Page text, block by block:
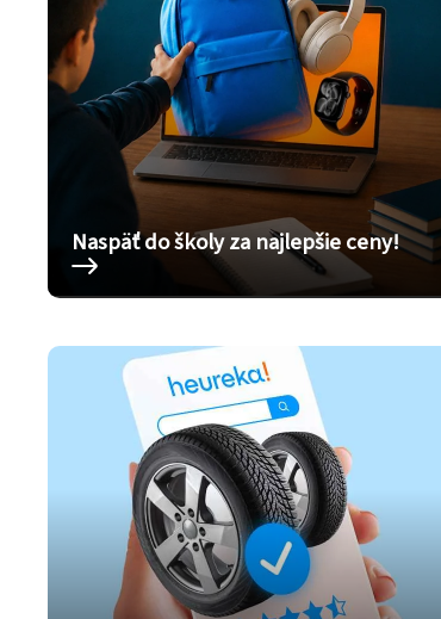
Naspäť do školy za najlepšie ceny!